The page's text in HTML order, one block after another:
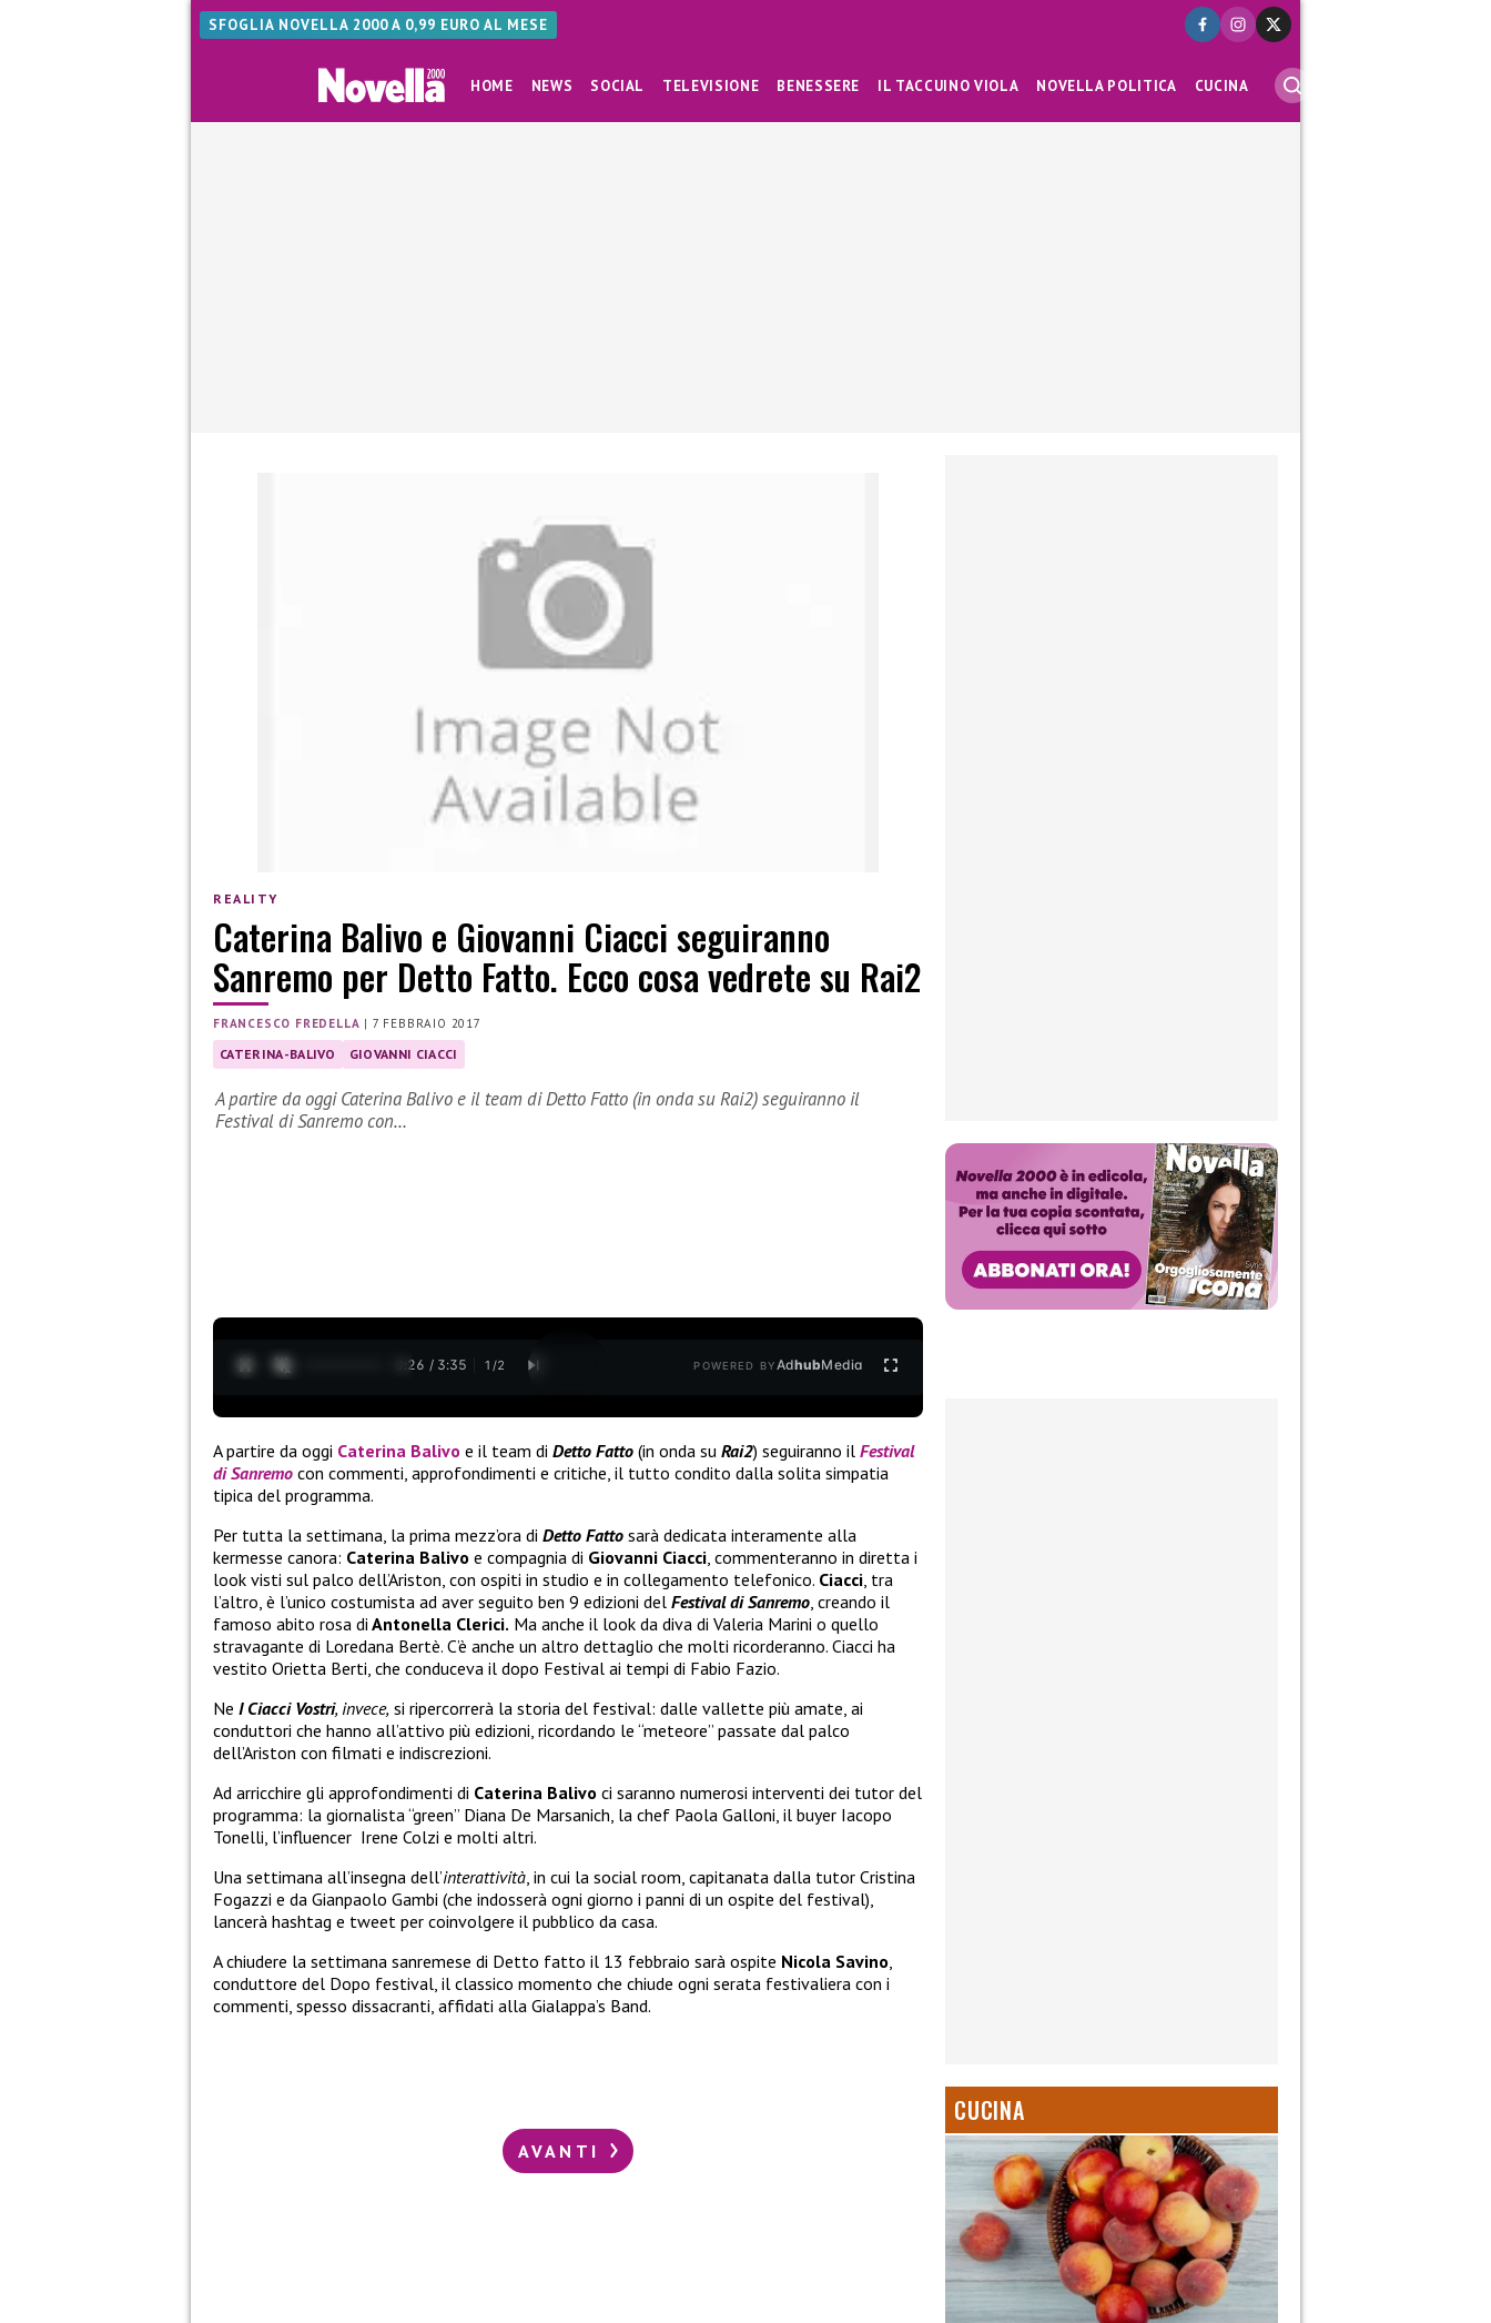
SFOGLIA NOVELLA 2000 A 0,99 EURO AL MESE
HOME NEWS SOCIAL TELEVISIONE BENESSERE IL TACCUINO VIOLA NOVELLA POLITICA CUCINA
REALITY
Caterina Balivo e Giovanni Ciacci seguiranno
Sanremo per Detto Fatto. Ecco cosa vedrete su Rai2
FRANCESCO FREDELLA | 7 FEBBRAIO 2017
CATERINA-BALIVO GIOVANNI CIACCI
A partire da oggi Caterina Balivo e il team di Detto Fatto (in onda su Rai2) seguiranno il
Festival di Sanremo con…
0:27 / 3:35 1 /2 POWERED BYAdhubMedia
A partire da oggi Caterina Balivo e il team di Detto Fatto (in onda su Rai2) seguiranno il Festival
di Sanremo con commenti, approfondimenti e critiche, il tutto condito dalla solita simpatia
tipica del programma.
Per tutta la settimana, la prima mezz’ora di Detto Fatto sarà dedicata interamente alla
kermesse canora: Caterina Balivo e compagnia di Giovanni Ciacci , commenteranno in diretta i
look visti sul palco dell’Ariston, con ospiti in studio e in collegamento telefonico. Ciacci , tra
l’altro, è l’unico costumista ad aver seguito ben 9 edizioni del Festival di Sanremo , creando il
famoso abito rosa di Antonella Clerici. Ma anche il look da diva di Valeria Marini o quello
stravagante di Loredana Bertè. C’è anche un altro dettaglio che molti ricorderanno. Ciacci ha
vestito Orietta Berti, che conduceva il dopo Festival ai tempi di Fabio Fazio.
Ne I Ciacci Vostri, invece, si ripercorrerà la storia del festival: dalle vallette più amate, ai
conduttori che hanno all’attivo più edizioni, ricordando le “meteore” passate dal palco
dell’Ariston con filmati e indiscrezioni.
Ad arricchire gli approfondimenti di Caterina Balivo ci saranno numerosi interventi dei tutor del
programma: la giornalista “green” Diana De Marsanich, la chef Paola Galloni, il buyer Iacopo
Tonelli, l’influencer Irene Colzi e molti altri.
Una settimana all’insegna dell’interattività , in cui la social room, capitanata dalla tutor Cristina
Fogazzi e da Gianpaolo Gambi (che indosserà ogni giorno i panni di un ospite del festival),
lancerà hashtag e tweet per coinvolgere il pubblico da casa.
A chiudere la settimana sanremese di Detto fatto il 13 febbraio sarà ospite Nicola Savino
conduttore del Dopo festival, il classico momento che chiude ogni serata festivaliera con i
commenti, spesso dissacranti, affidati alla Gialappa’s Band.
AVANTI
CUCINA